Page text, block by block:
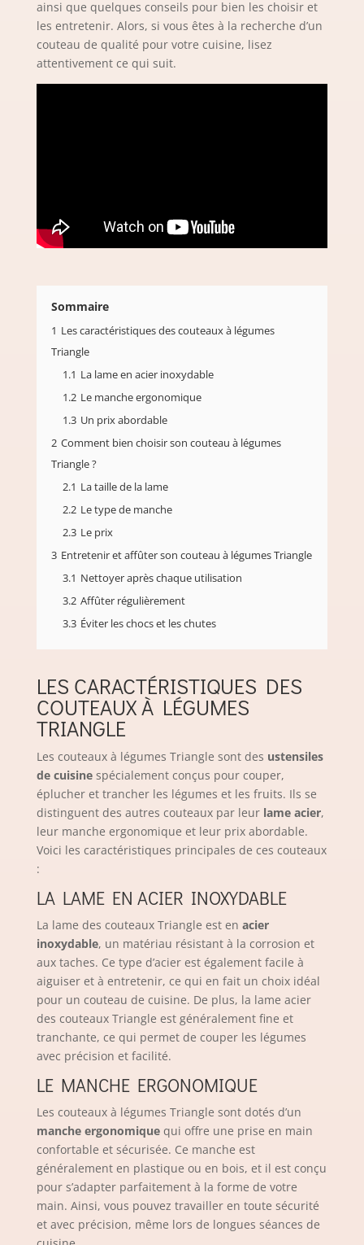
ainsi que quelques conseils pour bien les choisir et
les entretenir. Alors, si vous êtes à la recherche d’un
couteau de qualité pour votre cuisine, lisez
attentivement ce qui suit.
Sommaire
1 Les caractéristiques des couteaux à légumes
Triangle
1.1 La lame en acier inoxydable
1.2 Le manche ergonomique
1.3 Un prix abordable
2 Comment bien choisir son couteau à légumes
Triangle ?
2.1 La taille de la lame
2.2 Le type de manche
2.3 Le prix
3 Entretenir et affûter son couteau à légumes Triangle
3.1 Nettoyer après chaque utilisation
3.2 Affûter régulièrement
3.3 Éviter les chocs et les chutes
LES CARACTÉRISTIQUES DES
COUTEAUX À LÉGUMES
TRIANGLE
Les couteaux à légumes Triangle sont des ustensiles
de cuisinespécialement conçus pour couper,
éplucher et trancher les légumes et les fruits. Ils se
distinguent des autres couteaux par leur lame acier,
leur manche ergonomique et leur prix abordable.
Voici les caractéristiques principales de ces couteaux
:
LA LAME EN ACIER INOXYDABLE
La lame des couteaux Triangle est en acier
inoxydable, un matériau résistant à la corrosion et
aux taches. Ce type d’acier est également facile à
aiguiser et à entretenir, ce qui en fait un choix idéal
pour un couteau de cuisine. De plus, la lame acier
des couteaux Triangle est généralement fine et
tranchante, ce qui permet de couper les légumes
avec précision et facilité.
LE MANCHE ERGONOMIQUE
Les couteaux à légumes Triangle sont dotés d’un
manche ergonomiquequi offre une prise en main
confortable et sécurisée. Ce manche est
généralement en plastique ou en bois, et il est conçu
pour s’adapter parfaitement à la forme de votre
main. Ainsi, vous pouvez travailler en toute sécurité
et avec précision, même lors de longues séances de